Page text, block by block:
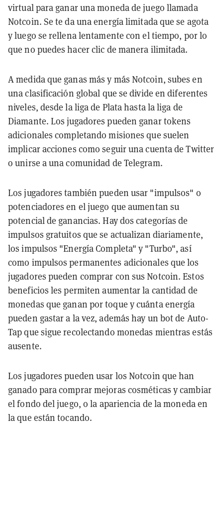
virtual para ganar una moneda de juego llamada
Notcoin. Se te da una energía limitada que se agota
y luego se rellena lentamente con el tiempo, por lo
que no puedes hacer clic de manera ilimitada.
A medida que ganas más y más Notcoin, subes en
una clasificación global que se divide en diferentes
niveles, desde la liga de Plata hasta la liga de
Diamante. Los jugadores pueden ganar tokens
adicionales completando misiones que suelen
implicar acciones como seguir una cuenta de Twitter
o unirse a una comunidad de Telegram.
Los jugadores también pueden usar "impulsos" o
potenciadores en el juego que aumentan su
potencial de ganancias. Hay dos categorías de
impulsos gratuitos que se actualizan diariamente,
los impulsos "Energía Completa" y "Turbo", así
como impulsos permanentes adicionales que los
jugadores pueden comprar con sus Notcoin. Estos
beneficios les permiten aumentar la cantidad de
monedas que ganan por toque y cuánta energía
pueden gastar a la vez, además hay un bot de Auto-
Tap que sigue recolectando monedas mientras estás
ausente.
Los jugadores pueden usar los Notcoin que han
ganado para comprar mejoras cosméticas y cambiar
el fondo del juego, o la apariencia de la moneda en
la que están tocando.